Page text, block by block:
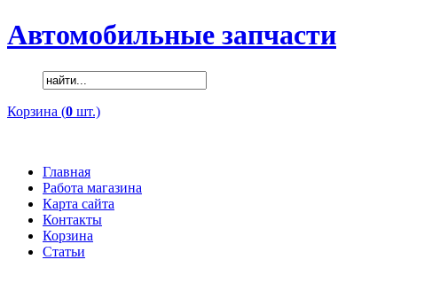
Автомобильные запчасти
Корзина (0 шт.)
Главная
Работа магазина
Карта сайта
Контакты
Корзина
Статьи